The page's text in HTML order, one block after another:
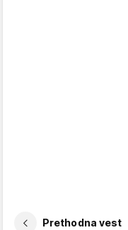
Prethodna vest